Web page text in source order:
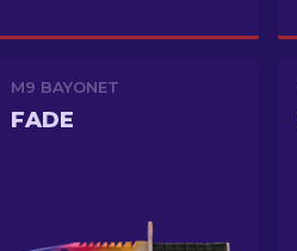
M9 BAYONET
FADE